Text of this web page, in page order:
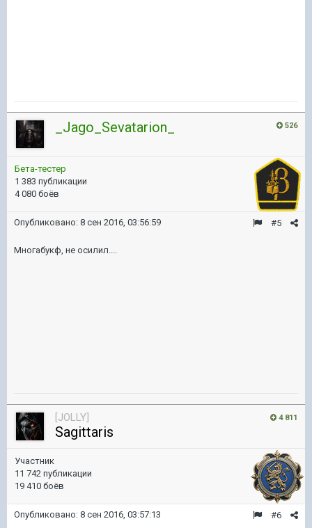
526
_Jago_Sevatarion_
Бета-тестер
1 383 публикации
4 080 боёв
#5
Опубликовано: 8 сен 2016, 03:56:59
Многабукф, не осилил....
4 811
[JOLLY]
Sagittaris
Участник
11 742 публикации
19 410 боёв
#6
Опубликовано: 8 сен 2016, 03:57:13